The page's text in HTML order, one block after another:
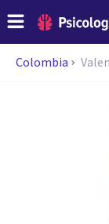
Colombia